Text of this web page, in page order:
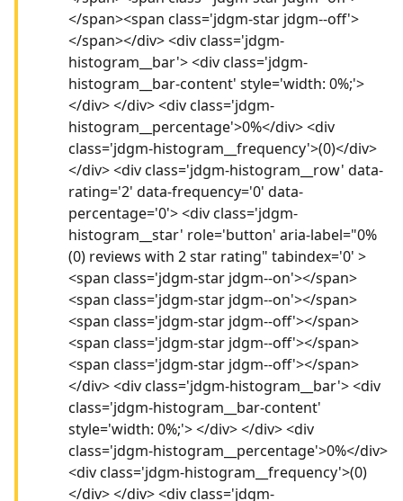
</span><span class='jdgm-star jdgm--off'>
</span></div> <div class='jdgm-
histogram__bar'> <div class='jdgm-
histogram__bar-content' style='width: 0%;'>
</div> </div> <div class='jdgm-
histogram__percentage'>0%</div> <div
class='jdgm-histogram__frequency'>(0)</div>
</div> <div class='jdgm-histogram__row' data-
rating='2' data-frequency='0' data-
percentage='0'> <div class='jdgm-
histogram__star' role='button' aria-label="0%
(0) reviews with 2 star rating" tabindex='0' >
<span class='jdgm-star jdgm--on'></span>
<span class='jdgm-star jdgm--on'></span>
<span class='jdgm-star jdgm--off'></span>
<span class='jdgm-star jdgm--off'></span>
<span class='jdgm-star jdgm--off'></span>
</div> <div class='jdgm-histogram__bar'> <div
class='jdgm-histogram__bar-content'
style='width: 0%;'> </div> </div> <div
class='jdgm-histogram__percentage'>0%</div>
<div class='jdgm-histogram__frequency'>(0)
</div> </div> <div class='jdgm-